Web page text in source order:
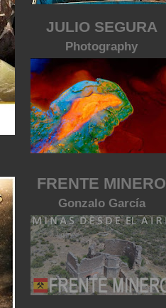
JULIO SEGURA
Photography
FRENTE MINERO
Gonzalo García